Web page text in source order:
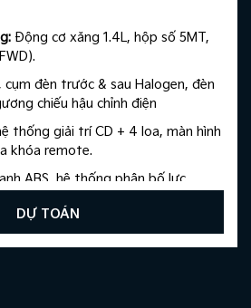
Động cơ xăng 1.4L, hộp số 5MT,
cụm đèn trước & sau Halogen, đèn
chiếu hậu chỉnh điện
thống giải trí CD + 4 loa, màn hình
khóa remote.​
ABS, hệ thống phân bố lực
DỰ TOÁN